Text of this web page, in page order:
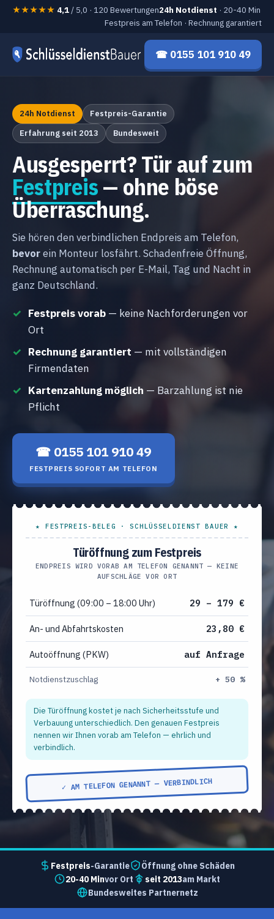
★★★★★ 4,1/ 5,0 · 120 Bewertungen24h Notdienst · 20-40 Min
Festpreis am Telefon · Rechnung garantiert
☎ 0155 101 910 49
24h Notdienst
Festpreis-Garantie
Erfahrung seit 2013
Bundesweit
Ausgesperrt? Tür auf zum
Festpreis— ohne böse
Überraschung.
Sie hören den verbindlichen Endpreis am Telefon,
bevorein Monteur losfährt. Schadenfreie Öffnung,
Rechnung automatisch per E-Mail, Tag und Nacht in
ganz Deutschland.
Festpreis vorab — keine Nachforderungen vor
Ort
Rechnung garantiert — mit vollständigen
Firmendaten
Kartenzahlung möglich — Barzahlung ist nie
Pflicht
☎ 0155 101 910 49
FESTPREIS SOFORT AM TELEFON
★ FESTPREIS-BELEG · SCHLÜSSELDIENST BAUER ★
Türöffnung zum Festpreis
ENDPREIS WIRD VORAB AM TELEFON GENANNT — KEINE
AUFSCHLÄGE VOR ORT
Türöffnung (09:00 – 18:00 Uhr) 29 – 179 €
An- und Abfahrtskosten 23,80 €
Autoöffnung (PKW) auf Anfrage
Notdienstzuschlag + 50 %
Die Türöffnung kostet je nach Sicherheitsstufe und
Verbauung unterschiedlich. Den genauen Festpreis
nennen wir Ihnen vorab am Telefon — ehrlich und
verbindlich.
✓ AM TELEFON GENANNT — VERBINDLICH
Festpreis-Garantie
Öffnung ohne Schäden
20-40 Minvor Ort seit 2013am Markt
Bundesweites Partnernetz